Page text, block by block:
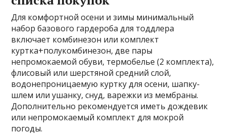
Для комфортной осени и зимы минимальный
набор базового гардероба для тоддлера
включает комбинезон или комплект
куртка+полукомбинезон, две пары
непромокаемой обуви, термобелье (2 комплекта),
флисовый или шерстяной средний слой,
водонепроницаемую куртку для осени, шапку-
шлем или ушанку, снуд, варежки из мембраны.
Дополнительно рекомендуется иметь дождевик
или непромокаемый комплект для мокрой
погоды.